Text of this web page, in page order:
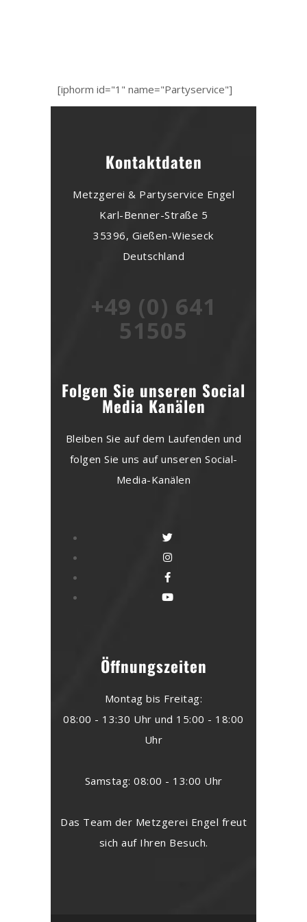
[iphorm id="1" name="Partyservice"]
Kontaktdaten
Metzgerei & Partyservice Engel
Karl-Benner-Straße 5
35396, Gießen-Wieseck
Deutschland
+49 (0) 641
51505
Folgen Sie unseren Social
Media Kanälen
Bleiben Sie auf dem Laufenden und
folgen Sie uns auf unseren Social-
Media-Kanälen
Öffnungszeiten
Montag bis Freitag:
08:00 - 13:30 Uhr und 15:00 - 18:00
Uhr
Samstag: 08:00 - 13:00 Uhr
Das Team der Metzgerei Engel freut
sich auf Ihren Besuch.